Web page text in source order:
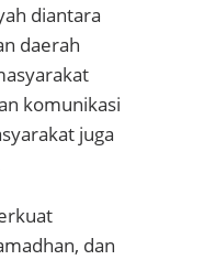
diantara
daerah
komunikasi
juga
dan